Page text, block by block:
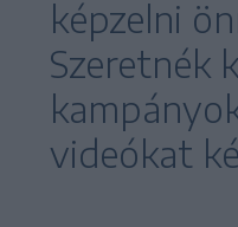
képzelni
Szeretnék
videókat